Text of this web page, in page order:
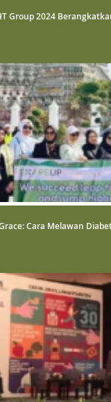
Group 2024
Cara Melawan